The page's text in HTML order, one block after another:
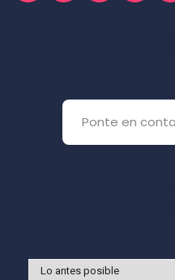
Ponte en